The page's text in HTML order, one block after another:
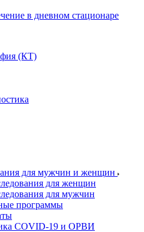
в дневном стационаре
(КТ)
для мужчин и женщин
для женщин
для мужчин
программы
COVID-19 и ОРВИ